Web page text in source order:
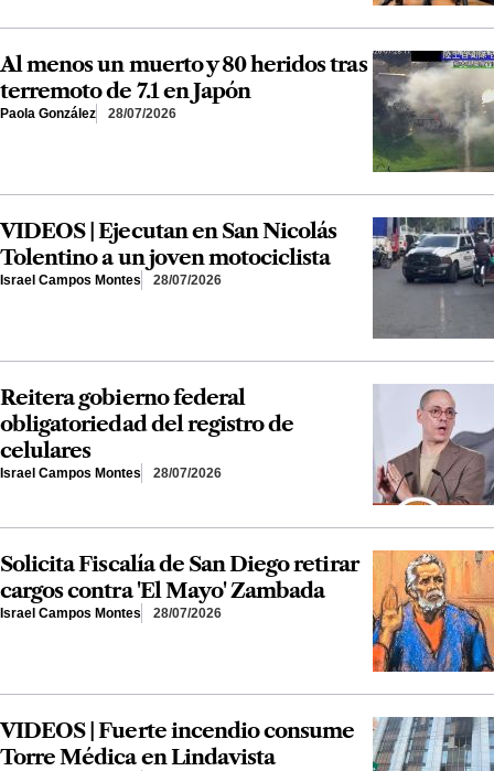
Al menos un muerto y 80 heridos tras
terremoto de 7.1 en Japón
Paola González 28/07/2026
VIDEOS | Ejecutan en San Nicolás
Tolentino a un joven motociclista
Israel Campos Montes 28/07/2026
Reitera gobierno federal
obligatoriedad del registro de
celulares
Israel Campos Montes 28/07/2026
Solicita Fiscalía de San Diego retirar
cargos contra 'El Mayo' Zambada
Israel Campos Montes 28/07/2026
VIDEOS | Fuerte incendio consume
Torre Médica en Lindavista